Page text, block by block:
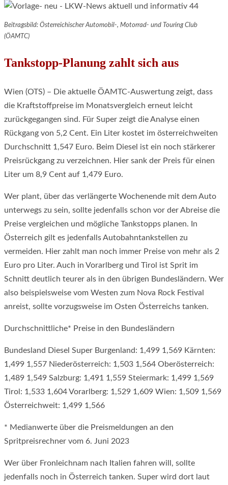
Beitragsbild: Österreichischer Automobil-, Motorrad- und Touring Club
(ÖAMTC)
Tankstopp-Planung zahlt sich aus
Wien (OTS) – Die aktuelle ÖAMTC-Auswertung zeigt, dass
die Kraftstoffpreise im Monatsvergleich erneut leicht
zurückgegangen sind. Für Super zeigt die Analyse einen
Rückgang von 5,2 Cent. Ein Liter kostet im österreichweiten
Durchschnitt 1,547 Euro. Beim Diesel ist ein noch stärkerer
Preisrückgang zu verzeichnen. Hier sank der Preis für einen
Liter um 8,9 Cent auf 1,479 Euro.
Wer plant, über das verlängerte Wochenende mit dem Auto
unterwegs zu sein, sollte jedenfalls schon vor der Abreise die
Preise vergleichen und mögliche Tankstopps planen. In
Österreich gilt es jedenfalls Autobahntankstellen zu
vermeiden. Hier zahlt man noch immer Preise von mehr als 2
Euro pro Liter. Auch in Vorarlberg und Tirol ist Sprit im
Schnitt deutlich teurer als in den übrigen Bundesländern. Wer
also beispielsweise vom Westen zum Nova Rock Festival
anreist, sollte vorzugsweise im Osten Österreichs tanken.
Durchschnittliche* Preise in den Bundesländern
Bundesland Diesel Super Burgenland: 1,499 1,569 Kärnten:
1,499 1,557 Niederösterreich: 1,503 1,564 Oberösterreich:
1,489 1,549 Salzburg: 1,491 1,559 Steiermark: 1,499 1,569
Tirol: 1,533 1,604 Vorarlberg: 1,529 1,609 Wien: 1,509 1,569
Österreichweit: 1,499 1,566
* Medianwerte über die Preismeldungen an den
Spritpreisrechner vom 6. Juni 2023
Wer über Fronleichnam nach Italien fahren will, sollte
jedenfalls noch in Österreich tanken. Super wird dort laut